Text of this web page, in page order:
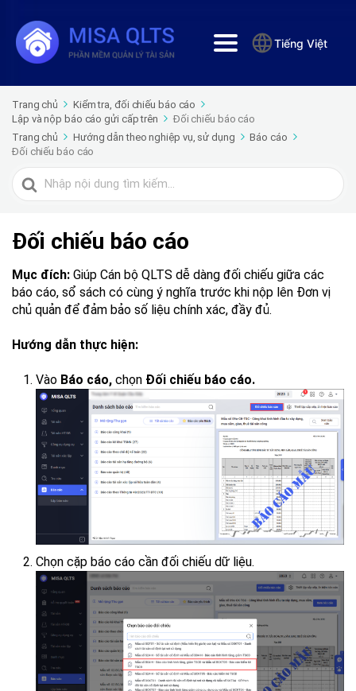
Tiếng Việt
Trang chủ
Kiểm tra, đối chiếu báo cáo
Lập và nộp báo cáo gửi cấp trên
Đối chiếu báo cáo
Trang chủ
Hướng dẫn theo nghiệp vụ, sử dụng
Báo cáo
Đối chiếu báo cáo
Tìm
kiếm
Đối chiếu báo cáo
Mục đích: Giúp Cán bộ QLTS dễ dàng đối chiếu giữa các
báo cáo, sổ sách có cùng ý nghĩa trước khi nộp lên Đơn vị
chủ quản để đảm bảo số liệu chính xác, đầy đủ.
Hướng dẫn thực hiện:
Vào Báo cáo, chọn Đối chiếu báo cáo.
Chọn cặp báo cáo cần đối chiếu dữ liệu.